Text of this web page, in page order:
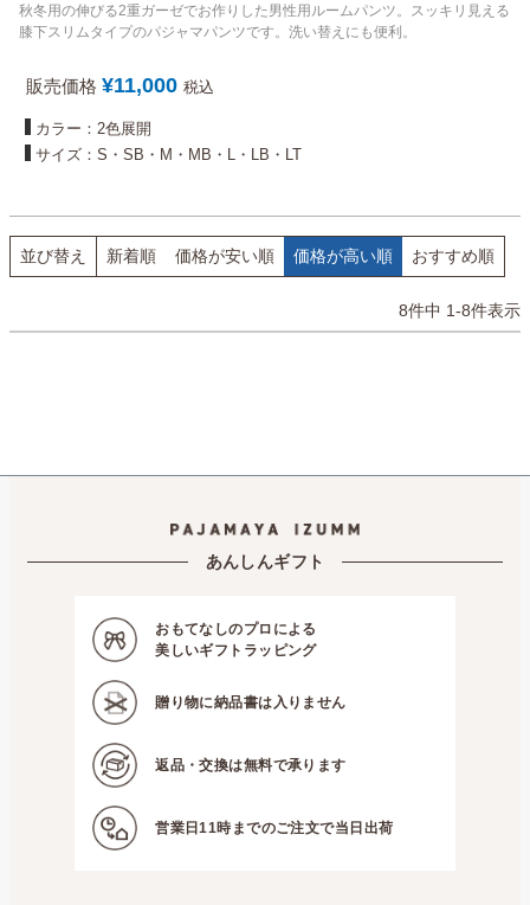
秋冬用の伸びる2重ガーゼでお作りした男性用ルームパンツ。スッキリ見える
膝下スリムタイプのパジャマパンツです。洗い替えにも便利。
販売価格 ¥11,000 税込
カラー：2色展開
サイズ：S・SB・M・MB・L・LB・LT
並び替え 新着順 価格が安い順 価格が高い順 おすすめ順
8件中 1-8件表示
あんしんギフト
おもてなしのプロによる
美しいギフトラッピング
贈り物に納品書は入りません
返品・交換は無料で承ります
営業日11時までのご注文で当日出荷